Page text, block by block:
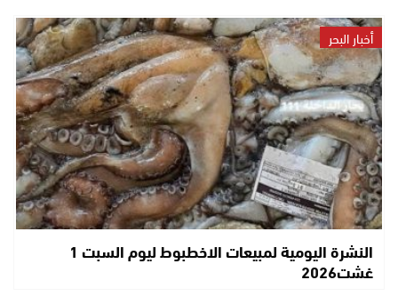
أخبار البحر
النشرة اليومية لمبيعات الاخطبوط ليوم السبت 1
غشت2026